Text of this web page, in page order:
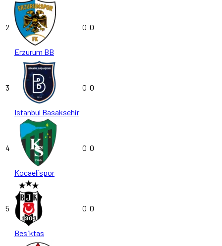
2
Erzurum BB
0 0
3
Istanbul Basaksehir
0 0
4
Kocaelispor
0 0
5
Besiktas
0 0